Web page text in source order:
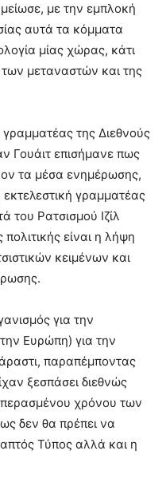
με την εμπλοκή
αυτά τα κόμματα
μίας χώρας, κάτι
μεταναστών και της
της Διεθνούς
Γουάιτ επισήμανε πως
τα μέσα ενημέρωσης,
γραμματέας
του Ρατσισμού Ιζίλ
είναι η λήψη
κειμένων και
για την
Ευρώπη) για την
παραπέμποντας
ξεσπάσει διεθνώς
περασμένου χρόνου των
δεν θα πρέπει να
Τύπος αλλά και η